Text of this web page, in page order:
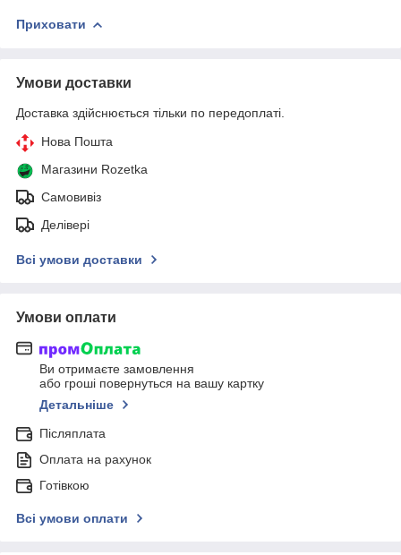
Приховати
Умови доставки
Доставка здійснюється тільки по передоплаті.
Нова Пошта
Магазини Rozetka
Самовивіз
Делівері
Всі умови доставки
Умови оплати
Ви отримаєте замовлення
або гроші повернуться на вашу картку
Детальніше
Післяплата
Оплата на рахунок
Готівкою
Всі умови оплати